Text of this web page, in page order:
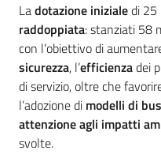
Ladotazione inizialedi 25
raddoppiata: stanziati 58
con l’obiettivo di
sicurezza, l’efficienzadei
di servizio, oltre che
l’adozione di modelli di
attenzione agli impatti
svolte.